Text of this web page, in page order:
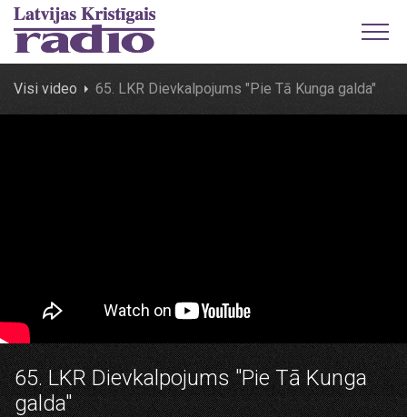
Visi video 65. LKR Dievkalpojums "Pie Tā Kunga galda"
65. LKR Dievkalpojums "Pie Tā Kunga
galda"